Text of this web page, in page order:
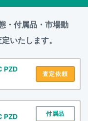
・付属品・市場動
いたします。
PZD
査定依頼
PZD
付属品